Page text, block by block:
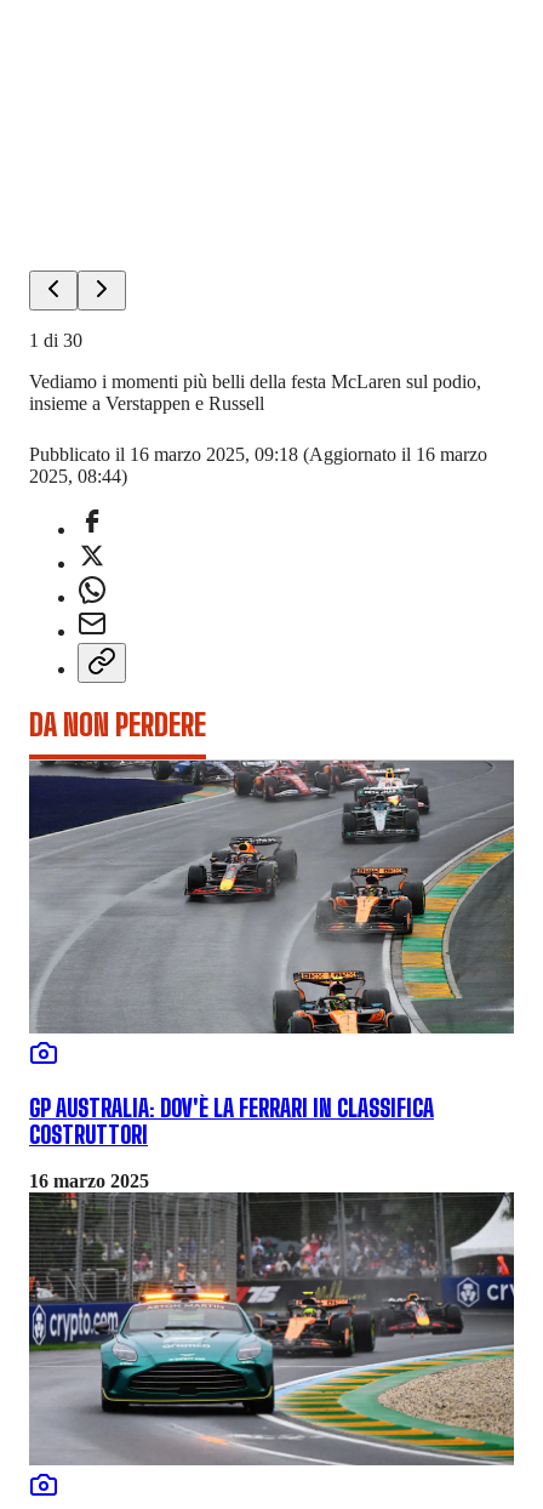
1 di 30
Vediamo i momenti più belli della festa McLaren sul podio,
insieme a Verstappen e Russell
Pubblicato il 16 marzo 2025, 09:18 (Aggiornato il 16 marzo
2025, 08:44)
DA NON PERDERE
GP AUSTRALIA: DOV'È LA FERRARI IN CLASSIFICA
COSTRUTTORI
16 marzo 2025